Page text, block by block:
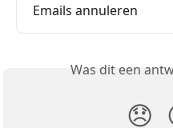
Emails annuleren
Was dit een
😞